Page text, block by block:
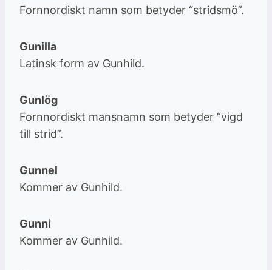
Fornnordiskt namn som betyder “stridsmö”.
Gunilla
Latinsk form av Gunhild.
Gunlög
Fornnordiskt mansnamn som betyder “vigd
till strid”.
Gunnel
Kommer av Gunhild.
Gunni
Kommer av Gunhild.